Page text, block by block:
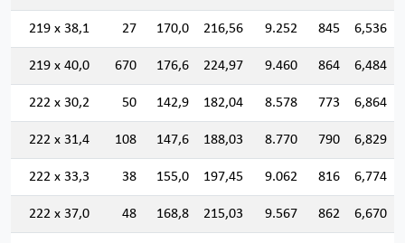
219 x 38,1 27 170,0 216,56 9.252 845 6,536
219 x 40,0 670 176,6 224,97 9.460 864 6,484
222 x 30,2 50 142,9 182,04 8.578 773 6,864
222 x 31,4 108 147,6 188,03 8.770 790 6,829
222 x 33,3 38 155,0 197,45 9.062 816 6,774
222 x 37,0 48 168,8 215,03 9.567 862 6,670